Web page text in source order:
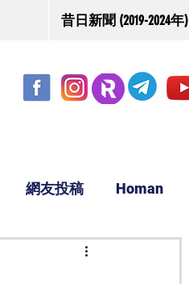
昔日新聞 (2019-2024年)
網友投稿 Homan